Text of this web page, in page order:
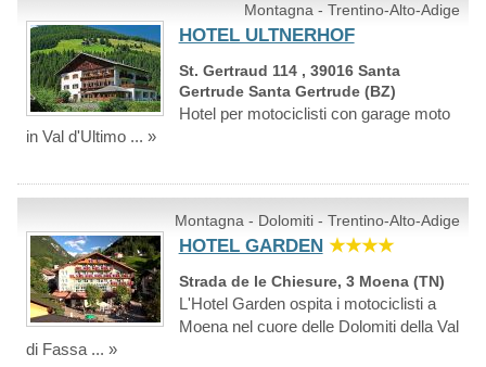
Montagna - Trentino-Alto-Adige
HOTEL ULTNERHOF
St. Gertraud 114 , 39016 Santa
Gertrude Santa Gertrude (BZ)
Hotel per motociclisti con garage moto
in Val d'Ultimo ... »
Montagna - Dolomiti - Trentino-Alto-Adige
HOTEL GARDEN ★★★★
Strada de le Chiesure, 3 Moena (TN)
L'Hotel Garden ospita i motociclisti a
Moena nel cuore delle Dolomiti della Val
di Fassa ... »